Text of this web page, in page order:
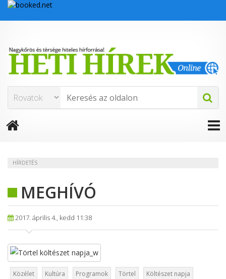
HÍRDETÉS
MEGHÍVÓ
2017. április 4., kedd 11:38
Közélet Kultúra Programok Törtel Költészet napja